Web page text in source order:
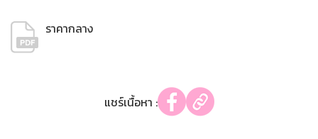
ราคากลาง
แชร์เนื้อหา :